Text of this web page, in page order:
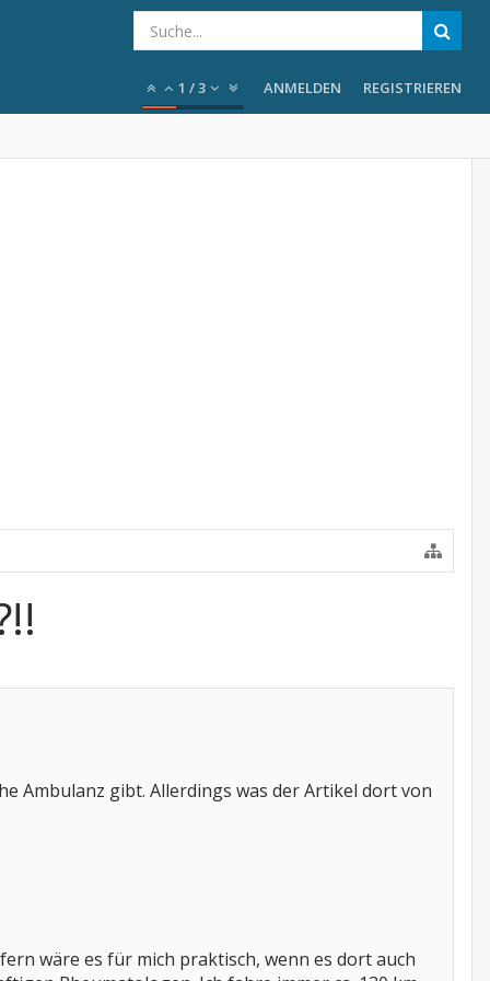
1 /3 ANMELDEN REGISTRIEREN
Ambulanz gibt. Allerdings was der Artikel dort von
wäre es für mich praktisch, wenn es dort auch